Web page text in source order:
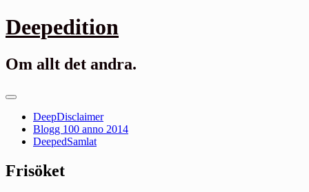
Gå
till
Deepedition
Om allt det andra.
Primär
DeepDisclaimer
Blogg 100 anno 2014
DeepedSamlat
Frisöket